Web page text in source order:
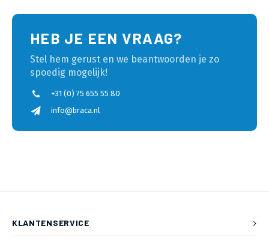
HEB JE EEN VRAAG?
Stel hem gerust en we beantwoorden je zo
spoedig mogelijk!
+31 (0) 75 655 55 80
info@braca.nl
KLANTENSERVICE